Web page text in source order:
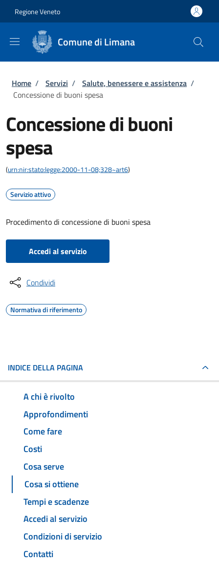
Regione Veneto
Comune di Limana
Briciole di pane
Home / Servizi / Salute, benessere e assistenza /
Concessione di buoni spesa
Concessione di buoni
spesa
(urn:nir:stato:legge:2000-11-08;328~art6)
Servizio attivo
Procedimento di concessione di buoni spesa
Accedi al servizio
Condividi
Normativa di riferimento
INDICE DELLA PAGINA
A chi è rivolto
Approfondimenti
Come fare
Costi
Cosa serve
Cosa si ottiene
Tempi e scadenze
Accedi al servizio
Condizioni di servizio
Contatti